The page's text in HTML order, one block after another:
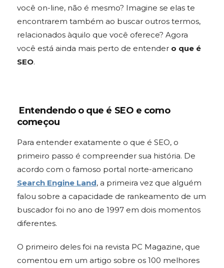
você on-line, não é mesmo? Imagine se elas te
encontrarem também ao buscar outros termos,
relacionados àquilo que você oferece? Agora
você está ainda mais perto de entender o que é
SEO.
Entendendo o que é SEO e como
começou
Para entender exatamente o que é SEO, o
primeiro passo é compreender sua história. De
acordo com o famoso portal norte-americano
Search Engine Land, a primeira vez que alguém
falou sobre a capacidade de rankeamento de um
buscador foi no ano de 1997 em dois momentos
diferentes.
O primeiro deles foi na revista PC Magazine, que
comentou em um artigo sobre os 100 melhores